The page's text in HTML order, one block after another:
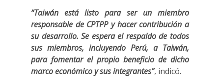
“Taiwán está listo para ser un miembro
responsable de CPTPP y hacer contribución a
su desarrollo. Se espera el respaldo de todos
sus miembros, incluyendo Perú, a Taiwán,
para fomentar el propio beneficio de dicho
marco económico y sus integrantes”, indicó.